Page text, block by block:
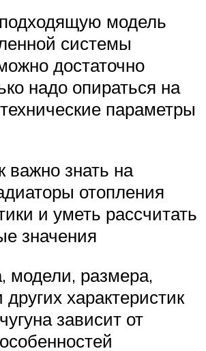
модель
системы
достаточно
надо опираться на
параметры
важно знать на
отопления
и уметь рассчитать
значения
модели, размера,
характеристик
зависит от